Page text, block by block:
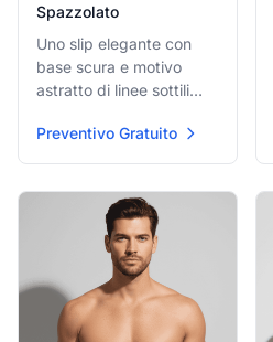
Spazzolato
Uno slip elegante con
base scura e motivo
astratto di linee sottili
e arancione. Il design
evoca velocità e
look elegante e moderno
per ogni amante del sole.
Preventivo Gratuito